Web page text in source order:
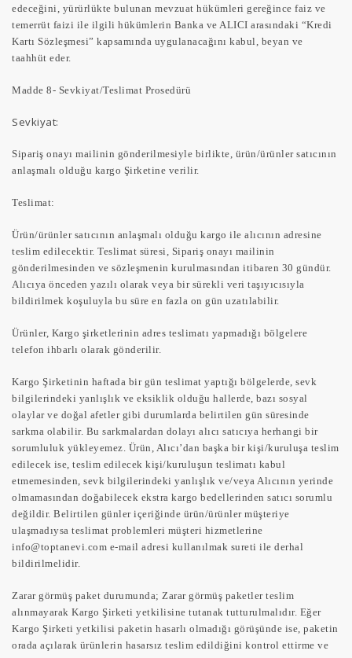
edeceğini, yürürlükte bulunan mevzuat hükümleri gereğince faiz ve
temerrüt faizi ile ilgili hükümlerin Banka ve ALICI arasındaki “Kredi
Kartı Sözleşmesi” kapsamında uygulanacağını kabul, beyan ve
taahhüt eder.
Madde 8- Sevkiyat/Teslimat Prosedürü
Sevkiyat:
Sipariş onayı mailinin gönderilmesiyle birlikte, ürün/ürünler satıcının
anlaşmalı olduğu kargo Şirketine verilir.
Teslimat:
Ürün/ürünler satıcının anlaşmalı olduğu kargo ile alıcının adresine
teslim edilecektir. Teslimat süresi, Sipariş onayı mailinin
gönderilmesinden ve sözleşmenin kurulmasından itibaren 30 gündür.
Alıcıya önceden yazılı olarak veya bir sürekli veri taşıyıcısıyla
bildirilmek koşuluyla bu süre en fazla on gün uzatılabilir.
Ürünler, Kargo şirketlerinin adres teslimatı yapmadığı bölgelere
telefon ihbarlı olarak gönderilir.
Kargo Şirketinin haftada bir gün teslimat yaptığı bölgelerde, sevk
bilgilerindeki yanlışlık ve eksiklik olduğu hallerde, bazı sosyal
olaylar ve doğal afetler gibi durumlarda belirtilen gün süresinde
sarkma olabilir. Bu sarkmalardan dolayı alıcı satıcıya herhangi bir
sorumluluk yükleyemez. Ürün, Alıcı’dan başka bir kişi/kuruluşa teslim
edilecek ise, teslim edilecek kişi/kuruluşun teslimatı kabul
etmemesinden, sevk bilgilerindeki yanlışlık ve/veya Alıcının yerinde
olmamasından doğabilecek ekstra kargo bedellerinden satıcı sorumlu
değildir. Belirtilen günler içeriğinde ürün/ürünler müşteriye
ulaşmadıysa teslimat problemleri müşteri hizmetlerine
info@toptanevi.com e-mail adresi kullanılmak sureti ile derhal
bildirilmelidir.
Zarar görmüş paket durumunda; Zarar görmüş paketler teslim
alınmayarak Kargo Şirketi yetkilisine tutanak tutturulmalıdır. Eğer
Kargo Şirketi yetkilisi paketin hasarlı olmadığı görüşünde ise, paketin
orada açılarak ürünlerin hasarsız teslim edildiğini kontrol ettirme ve